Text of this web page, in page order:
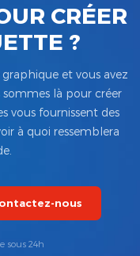
CRÉER
?
et vous avez
sommes là pour créer
vous fournissent des
à quoi ressemblera
nous
sous 24h